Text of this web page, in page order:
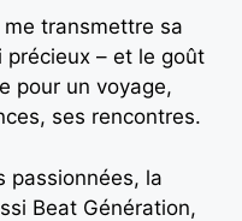
me transmettre sa
précieux – et le goût
pour un voyage,
ses rencontres.
passionnées, la
Beat Génération,